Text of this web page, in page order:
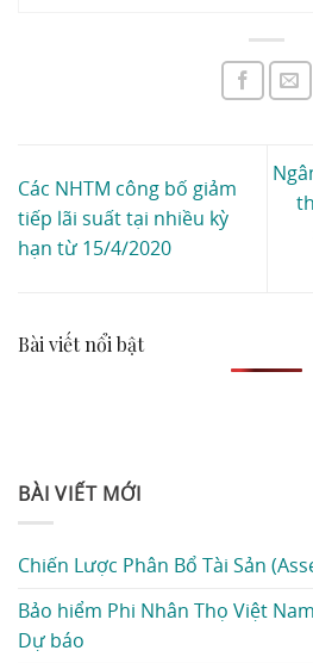
Các NHTM công bố giảm
tiếp lãi suất tại nhiều kỳ
hạn từ 15/4/2020
Bài viết nổi bật
BÀI VIẾT MỚI
Chiến Lược Phân Bổ Tài Sản
Bảo hiểm Phi Nhân Thọ Việt
Dự báo